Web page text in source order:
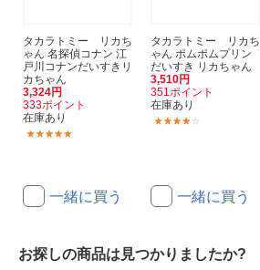
タカラトミー リカち
ゃん 名探偵コナン 江
戸川コナンだいすきリ
カちゃん
3,324円
333ポイント
在庫あり
一緒に買う
タカラトミー リカち
ゃん ポムポムプリン
だいすき リカちゃん
3,510円
351ポイント
在庫あり
一緒に買う
お探しの商品は見つかりましたか?